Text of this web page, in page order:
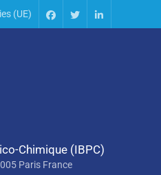
(UE)
Chimique (IBPC)
Paris France